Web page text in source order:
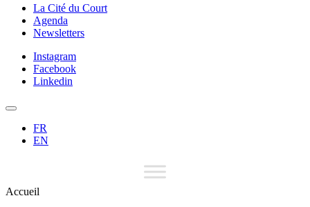
La Cité du Court
Agenda
Newsletters
Instagram
Facebook
Linkedin
FR
EN
Accueil